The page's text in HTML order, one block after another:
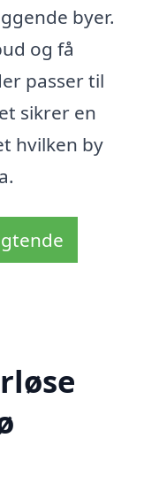
byer.
og få
passer til
sikrer en
hvilken by